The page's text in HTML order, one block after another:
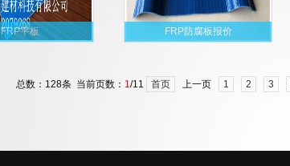
FRP平板 FRP防腐板报价
总数：128条 当前页数： 1/11 首页 上一页 1 2 3